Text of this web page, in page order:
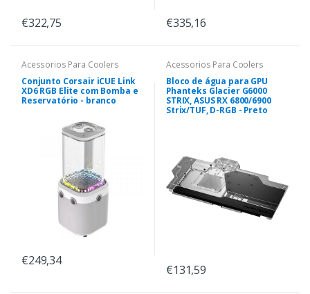
€322,75 €335,16
Acessorios Para Coolers
Conjunto Corsair iCUE Link
XD6 RGB Elite com Bomba e
Reservatório - branco
€249,34
Acessorios Para Coolers
Bloco de água para GPU
Phanteks Glacier G6000
STRIX, ASUS RX 6800/6900
Strix/TUF, D-RGB - Preto
€131,59